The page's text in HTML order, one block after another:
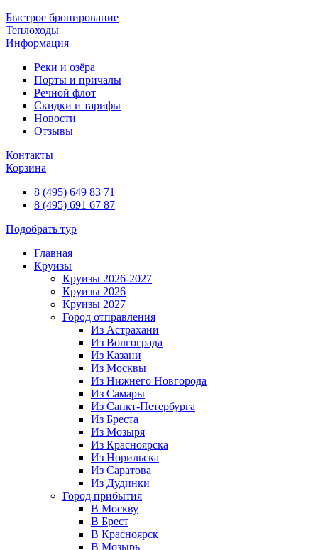
Быстрое бронирование
Теплоходы
Информация
Реки и озёра
Порты и причалы
Речной флот
Скидки и тарифы
Новости
Отзывы
Контакты
Корзина
8 (495) 649 83 71
8 (495) 691 67 87
Подобрать тур
Главная
Круизы
Круизы 2026-2027
Круизы 2026
Круизы 2027
Город отправления
Из Астрахани
Из Волгограда
Из Казани
Из Москвы
Из Нижнего Новгорода
Из Самары
Из Санкт-Петербурга
Из Бреста
Из Мозыря
Из Красноярска
Из Норильска
Из Саратова
Из Дудинки
Город прибытия
В Москву
В Брест
В Красноярск
В Мозырь